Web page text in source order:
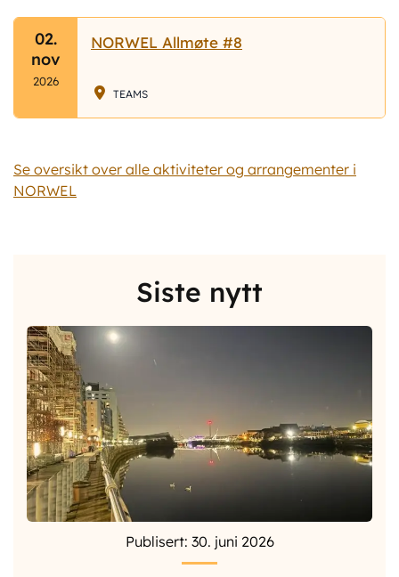
02.
nov
2026
NORWEL Allmøte #8
TEAMS
Se oversikt over alle aktiviteter og arrangementer i
NORWEL
Siste nytt
Publisert: 30. juni 2026